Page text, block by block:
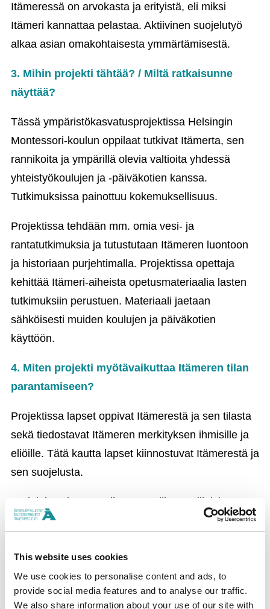
This website uses cookies
We use cookies to personalise content and ads, to
provide social media features and to analyse our traffic.
We also share information about your use of our site with
Itämeressä on arvokasta ja erityistä, eli miksi
Itämeri kannattaa pelastaa. Aktiivinen suojelutyö
alkaa asian omakohtaisesta ymmärtämisestä.
3. Mihin projekti tähtää? / Miltä ratkaisunne
näyttää?
Tässä ympäristökasvatusprojektissa Helsingin
Montessori-koulun oppilaat tutkivat Itämerta, sen
rannikoita ja ympärillä olevia valtioita yhdessä
yhteistyökoulujen ja -päiväkotien kanssa.
Tutkimuksissa painottuu kokemuksellisuus.
Projektissa tehdään mm. omia vesi- ja
rantatutkimuksia ja tutustutaan Itämeren luontoon
ja historiaan purjehtimalla. Projektissa opettaja
kehittää Itämeri-aiheista opetusmateriaalia lasten
tutkimuksiin perustuen. Materiaali jaetaan
sähköisesti muiden koulujen ja päiväkotien
käyttöön.
4. Miten projekti myötävaikuttaa Itämeren tilan
parantamiseen?
Projektissa lapset oppivat Itämerestä ja sen tilasta
sekä tiedostavat Itämeren merkityksen ihmisille ja
eliöille. Tätä kautta lapset kiinnostuvat Itämerestä ja
sen suojelusta.
Projektissa lapset vaikuttavat siihen, millaisia
asioita Itämerestä tutkitaan. Tällä tavoin projekti
Itämeressä kiinnostuneita ja mitä he siinä
arvostavat. Näistä teemoista tuotetaan
opetusmateriaalia, jonka avulla muutkin lapset